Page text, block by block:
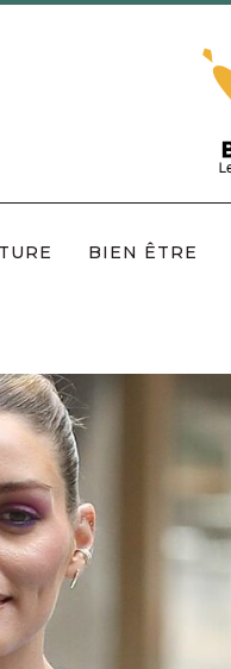
BIEN ÊTRE